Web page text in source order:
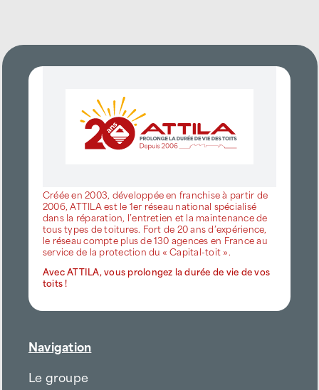
Créée en 2003, développée en franchise à partir de
2006, ATTILA est le 1er réseau national spécialisé
dans la réparation, l’entretien et la maintenance de
tous types de toitures. Fort de 20 ans d’expérience,
le réseau compte plus de 130 agences en France au
service de la protection du « Capital-toit ».
Avec ATTILA, vous prolongez la durée de vie de vos
toits !
Navigation
Le groupe